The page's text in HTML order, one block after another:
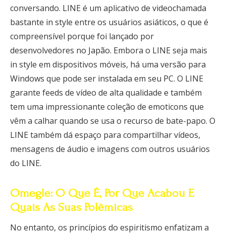
conversando. LINE é um aplicativo de videochamada
bastante in style entre os usuários asiáticos, o que é
compreensível porque foi lançado por
desenvolvedores no Japão. Embora o LINE seja mais
in style em dispositivos móveis, há uma versão para
Windows que pode ser instalada em seu PC. O LINE
garante feeds de vídeo de alta qualidade e também
tem uma impressionante coleção de emoticons que
vêm a calhar quando se usa o recurso de bate-papo. O
LINE também dá espaço para compartilhar vídeos,
mensagens de áudio e imagens com outros usuários
do LINE.
Omegle: O Que É, Por Que Acabou E
Quais As Suas Polêmicas
No entanto, os princípios do espiritismo enfatizam a